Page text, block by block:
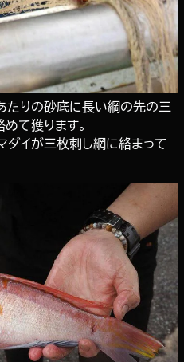
たりの砂底に長い綱の先の三
て獲ります。
イが三枚刺し網に絡まって